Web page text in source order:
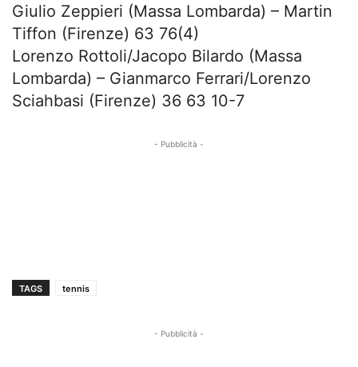
Giulio Zeppieri (Massa Lombarda) – Martin
Tiffon (Firenze) 63 76(4)
Lorenzo Rottoli/Jacopo Bilardo (Massa
Lombarda) – Gianmarco Ferrari/Lorenzo
Sciahbasi (Firenze) 36 63 10-7
- Pubblicità -
TAGS tennis
- Pubblicità -